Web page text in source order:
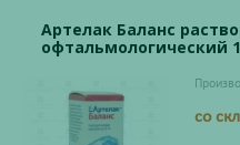
Артелак Баланс
офтальмологический
со